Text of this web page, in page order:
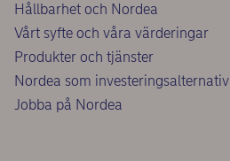
Hållbarhet och Nordea
Vårt syfte och våra värderingar
Produkter och tjänster
Nordea som investeringsalternativ
Jobba på Nordea